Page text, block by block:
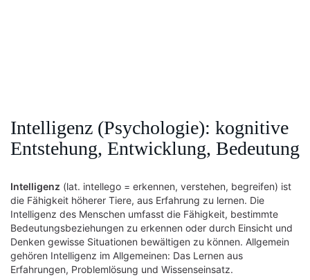
Intelligenz (Psychologie): kognitive
Entstehung, Entwicklung, Bedeutung
Intelligenz (lat. intellego = erkennen, verstehen, begreifen) ist
die Fähigkeit höherer Tiere, aus Erfahrung zu lernen. Die
Intelligenz des Menschen umfasst die Fähigkeit, bestimmte
Bedeutungsbeziehungen zu erkennen oder durch Einsicht und
Denken gewisse Situationen bewältigen zu können. Allgemein
gehören Intelligenz im Allgemeinen: Das Lernen aus
Erfahrungen, Problemlösung und Wissenseinsatz.